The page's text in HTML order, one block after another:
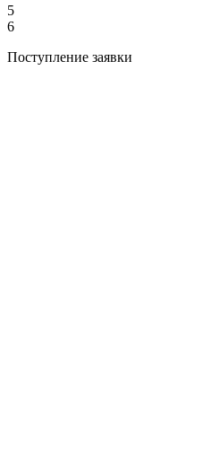
5
6
Поступление заявки